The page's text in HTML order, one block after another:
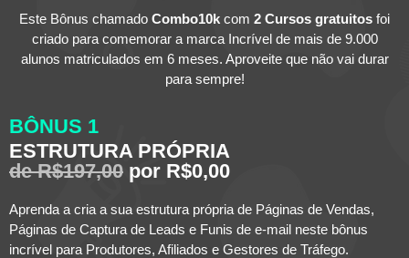
Este Bônus chamado Combo10k com 2 Cursos gratuitos foi
criado para comemorar a marca Incrível de mais de 9.000
alunos matriculados em 6 meses. Aproveite que não vai durar
para sempre!
BÔNUS 1
ESTRUTURA PRÓPRIA
de R$197,00 por R$0,00
Aprenda a cria a sua estrutura própria de Páginas de Vendas,
Páginas de Captura de Leads e Funis de e-mail neste bônus
incrível para Produtores, Afiliados e Gestores de Tráfego.